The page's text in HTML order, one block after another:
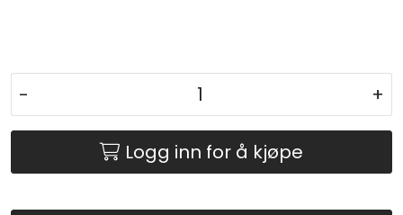
- +
Logg inn for å kjøpe